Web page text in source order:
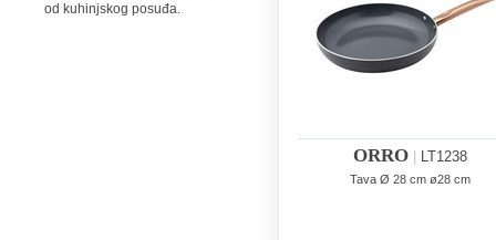
od kuhinjskog posuđa.
ORRO| LT1238
Tava Ø 28 cm ø28 cm